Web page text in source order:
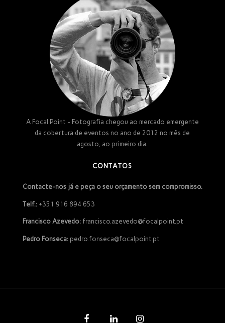
A Focal Point - Fotografia chegou ao mercado emergente
da cobertura de eventos no ano de 2012 no mês de
agosto, ao primeiro dia.
CONTATOS
Contacte-nos já e peça o seu orçamento sem compromisso.
Telf.:+351 916 894 653
Francisco Azevedo:francisco.azevedo@focalpoint.pt
Pedro Fonseca:pedro.fonseca@focalpoint.pt